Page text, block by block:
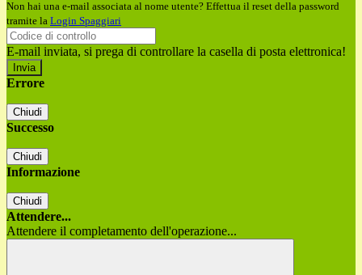
Non hai una e-mail associata al nome utente? Effettua il reset della password
tramite la Login Spaggiari
E-mail inviata, si prega di controllare la casella di posta elettronica!
Errore
Chiudi
Successo
Chiudi
Informazione
Chiudi
Attendere...
Attendere il completamento dell'operazione...